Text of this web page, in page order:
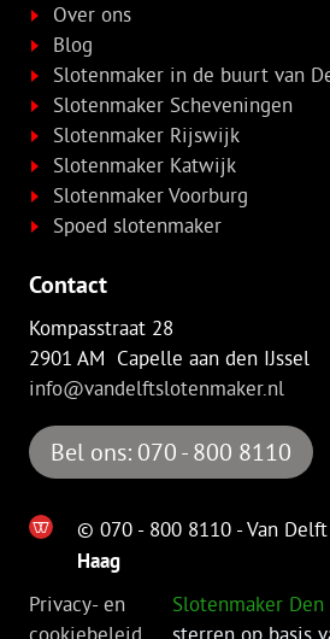
Over ons
Blog
Slotenmaker in de buurt van
Slotenmaker Scheveningen
Slotenmaker Rijswijk
Slotenmaker Katwijk
Slotenmaker Voorburg
Spoed slotenmaker
Contact
Kompasstraat 28
2901 AM Capelle aan den IJssel
info@vandelftslotenmaker.nl
Bel ons: 070 - 800 8110
© 070 - 800 8110 - Van Delft
Haag
Privacy- en
cookiebeleid
Slotenmaker Den
sterren op basis